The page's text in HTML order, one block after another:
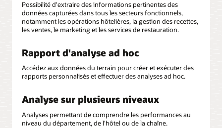
Possibilité d'extraire des informations pertinentes des
données capturées dans tous les secteurs fonctionnels,
notamment les opérations hôtelières, la gestion des recettes,
les ventes, le marketing et les services de restauration.
Rapport d'analyse ad hoc
Accédez aux données du terrain pour créer et exécuter des
rapports personnalisés et effectuer des analyses ad hoc.
Analyse sur plusieurs niveaux
Analyses permettant de comprendre les performances au
niveau du département, de l'hôtel ou de la chaîne.